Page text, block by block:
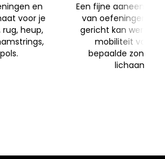
en
voor je
rug, heup,
Een fijne
van oefeningen
gericht kan werken
mobiliteit van
bepaalde zone
lichaam.